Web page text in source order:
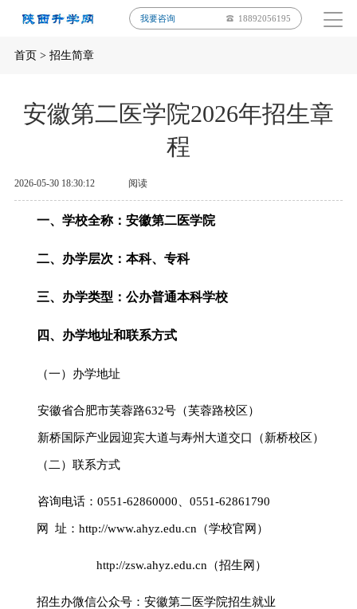
我要咨询 18892056195
首页> 招生简章
安徽第二医学院2026年招生章
程
2026-05-30 18:30:12 阅读
一、学校全称： 安徽第二医学院
二、办学层次 ： 本科、专科
三、办学类型 ：公办普通本科学校
四、办学地址和联系方式
（一）办学地址
安徽省合肥市芙蓉路632号（芙蓉路校区）
新桥国际产业园迎宾大道与寿州大道交口（新桥校区）
（二）联系方式
咨询电话： 0551-62860000 0551-62861790
网 址：http://www.ahyz.edu.cn （学校官网 ）
http://zsw.ahyz.edu.cn（招生网）
招生办微信公众号： 安徽第二医学院招生就业